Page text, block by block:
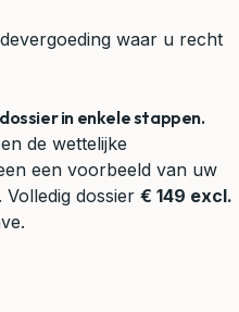
waar u recht
in enkele stappen.
de wettelijke
een voorbeeld van uw
dossier € 149 excl.